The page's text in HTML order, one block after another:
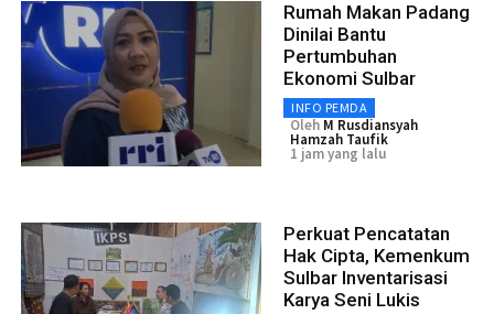
Rumah Makan Padang
Dinilai Bantu
Pertumbuhan
Ekonomi Sulbar
INFO PEMDA
Oleh M Rusdiansyah
Hamzah Taufik
1 jam yang lalu
Perkuat Pencatatan
Hak Cipta, Kemenkum
Sulbar Inventarisasi
Karya Seni Lukis